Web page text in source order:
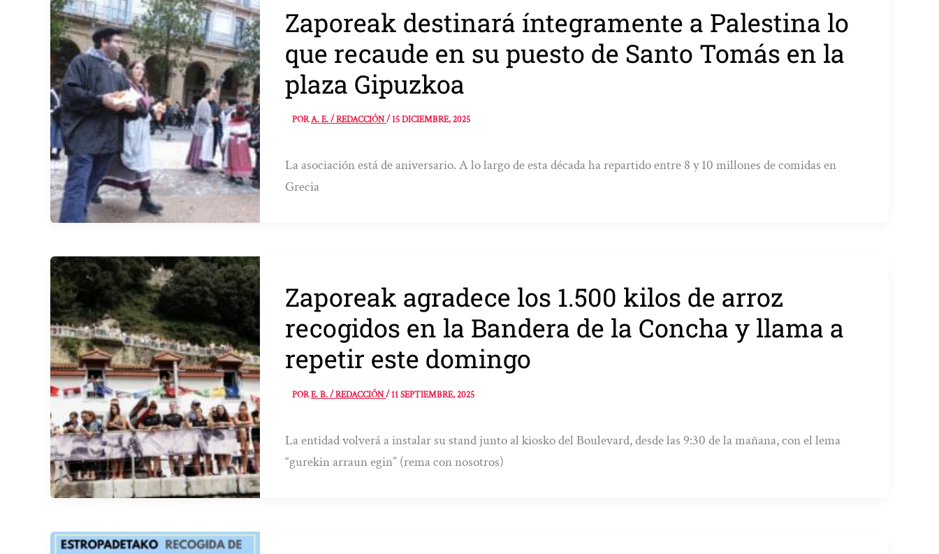
Zaporeak destinará íntegramente a Palestina lo
que recaude en su puesto de Santo Tomás en la
plaza Gipuzkoa
PORA. E. / REDACCIÓN/15 DICIEMBRE, 2025
La asociación está de aniversario. A lo largo de esta década ha repartido entre 8 y 10 millones de comidas en
Grecia
Zaporeak agradece los 1.500 kilos de arroz
recogidos en la Bandera de la Concha y llama a
repetir este domingo
PORE. B. / REDACCIÓN/11 SEPTIEMBRE, 2025
La entidad volverá a instalar su stand junto al kiosko del Boulevard, desde las 9:30 de la mañana, con el lema
“gurekin arraun egin” (rema con nosotros)